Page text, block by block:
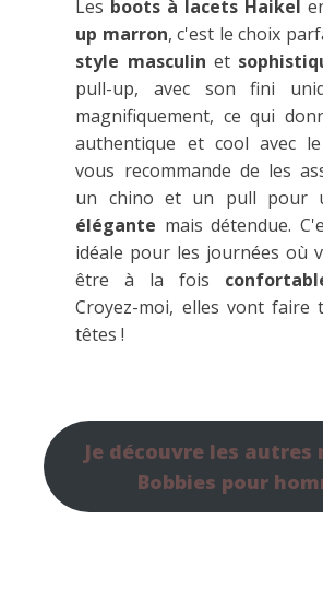
Les boots à lacets Haikel
up marron, c'est le choix
style masculin et
pull-up, avec son fini
magnifiquement, ce qui
authentique et cool avec
vous recommande de les
un chino et un pull pour
élégante mais détendue.
idéale pour les journées où
être à la fois
Croyez-moi, elles vont faire
têtes !
Je découvre les autres
Bobbies pour